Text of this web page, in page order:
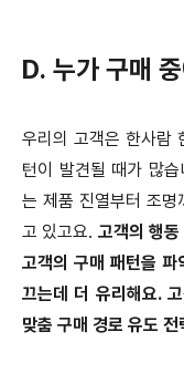
D. 누가 구매
우리의 고객은 한사람
턴이 발견될 때가 많
는 제품 진열부터 조
고 있고요. 고객의 행
고객의 구매 패턴을 파
끄는데 더 유리해요.
맞춤 구매 경로 유도